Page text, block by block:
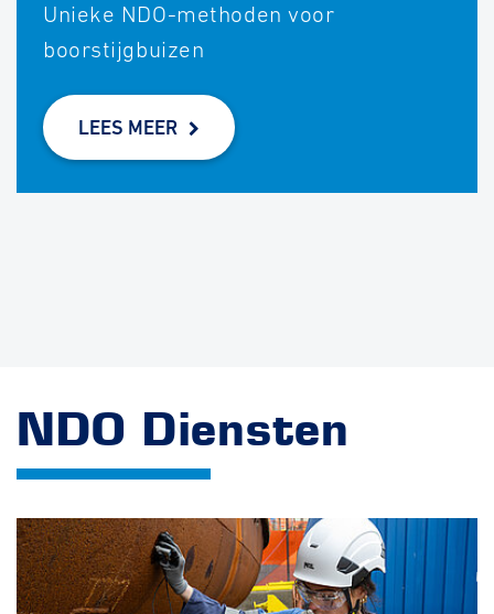
Unieke NDO-methoden voor
boorstijgbuizen
LEES MEER
NDO Diensten